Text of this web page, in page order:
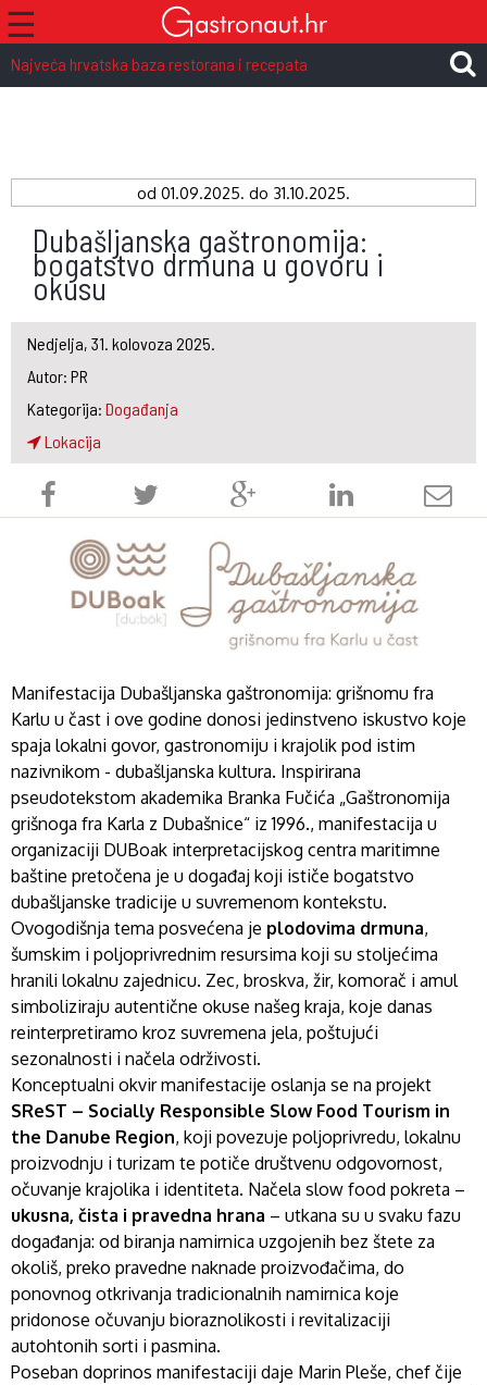
☰
Najveća hrvatska baza restorana i recepata
od 01.09.2025. do 31.10.2025.
Dubašljanska gaštronomija:
bogatstvo drmuna u govoru i
okusu
Nedjelja, 31. kolovoza 2025.
Autor: PR
Kategorija: Događanja
Lokacija
Manifestacija Dubašljanska gaštronomija: grišnomu fra
Karlu u čast i ove godine donosi jedinstveno iskustvo koje
spaja lokalni govor, gastronomiju i krajolik pod istim
nazivnikom - dubašljanska kultura. Inspirirana
pseudotekstom akademika Branka Fučića „Gaštronomija
grišnoga fra Karla z Dubašnice“ iz 1996., manifestacija u
organizaciji DUBoak interpretacijskog centra maritimne
baštine pretočena je u događaj koji ističe bogatstvo
dubašljanske tradicije u suvremenom kontekstu.
Ovogodišnja tema posvećena je plodovima drmuna,
šumskim i poljoprivrednim resursima koji su stoljećima
hranili lokalnu zajednicu. Zec, broskva, žir, komorač i amul
simboliziraju autentične okuse našeg kraja, koje danas
reinterpretiramo kroz suvremena jela, poštujući
sezonalnosti i načela održivosti.
Konceptualni okvir manifestacije oslanja se na projekt
SReST – Socially Responsible Slow Food Tourism in
the Danube Region, koji povezuje poljoprivredu, lokalnu
proizvodnju i turizam te potiče društvenu odgovornost,
očuvanje krajolika i identiteta. Načela slow food pokreta –
ukusna, čista i pravedna hrana – utkana su u svaku fazu
događanja: od biranja namirnica uzgojenih bez štete za
okoliš, preko pravedne naknade proizvođačima, do
ponovnog otkrivanja tradicionalnih namirnica koje
pridonose očuvanju bioraznolikosti i revitalizaciji
autohtonih sorti i pasmina.
Poseban doprinos manifestaciji daje Marin Pleše, chef čije